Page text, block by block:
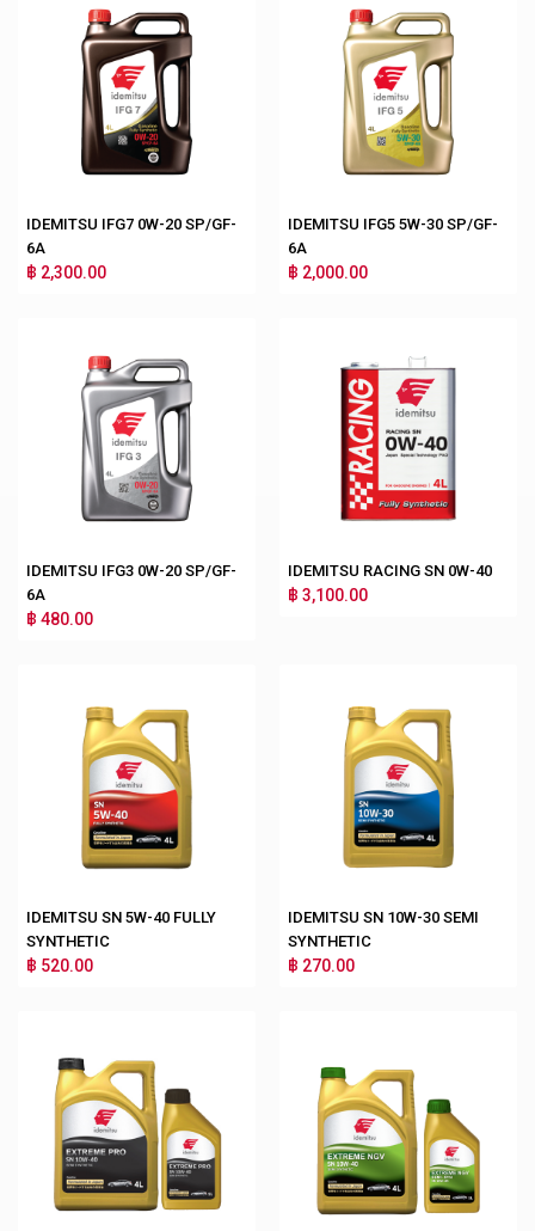
IDEMITSU IFG7 0W-20 SP/GF-
6A
฿ 2,300.00
IDEMITSU IFG5 5W-30 SP/GF-
6A
฿ 2,000.00
IDEMITSU IFG3 0W-20 SP/GF-
6A
฿ 480.00
IDEMITSU RACING SN 0W-40
฿ 3,100.00
IDEMITSU SN 5W-40 FULLY
SYNTHETIC
฿ 520.00
IDEMITSU SN 10W-30 SEMI
SYNTHETIC
฿ 270.00